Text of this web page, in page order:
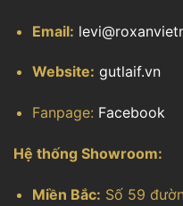
Email:
Website: gutlaif.vn
Fanpage: Facebook
Hệ thống Showroom:
Miền Bắc: Số 59